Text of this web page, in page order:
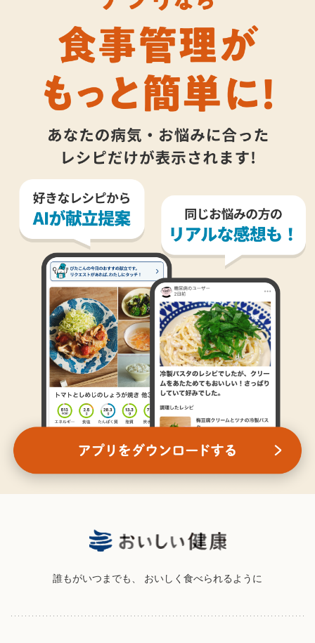
誰もがいつまでも、 おいしく食べられるように